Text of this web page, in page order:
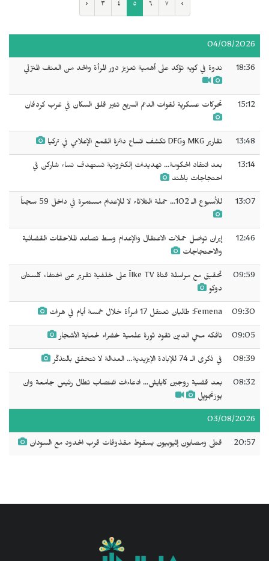
‹ ٣ ٤ ٥ ٦ ٧ ›
04/08/2026
18:36 ندوة في كويه تؤكد على أهمية تعزيز دور المرأة والحد من العنف المنزلي
15:12 تحركات عسكرية لقوات الدعم السريع تثير قلق السكان في غرب كردفان
13:48 تقارير MKG وDFG تكشف اتساع دائرة القمع الإعلامي في تركيا
13:14
بعد انتقاد الحكومة... تهديدات إلكترونية تستهدف نساء شاركن في
احتجاجات بالهند
13:07 للأسبوع الـ 102... حملة الثلاثاء لا للإعدام مستمرة في داخل 59 سجناً
12:46
إيران تواصل حملات الاعتقال والإعدام وسط تصاعد الملاحقات القضائية
والاحتجاجات
09:59
تحقيق مع مراسلة قناة Îlke TV على خلفية تقرير عن اختفاء كلستان
دوكو
09:30 Femena: طالبان تعتقل 17 امرأة خلال خمسة أيام في هرات
09:05 تافكه محي الدين تقود ثورة علمية خضراء لحماية الأشجار
08:39 في ذكرى الـ 74 للإبادة الإيزيدية… العدالة لا تتحقق بالتذكّر
08:32
بعد قضية روجين كابايش... ادعاءات اغتصاب تطال رئيس جامعة وان
يوزنجويِل
03/08/2026
20:57 قتلى ومصابون إثيوبيون بسقوط مقذوفات قرب الحدود مع السودان